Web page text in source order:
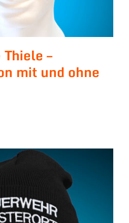
–
mit und ohne